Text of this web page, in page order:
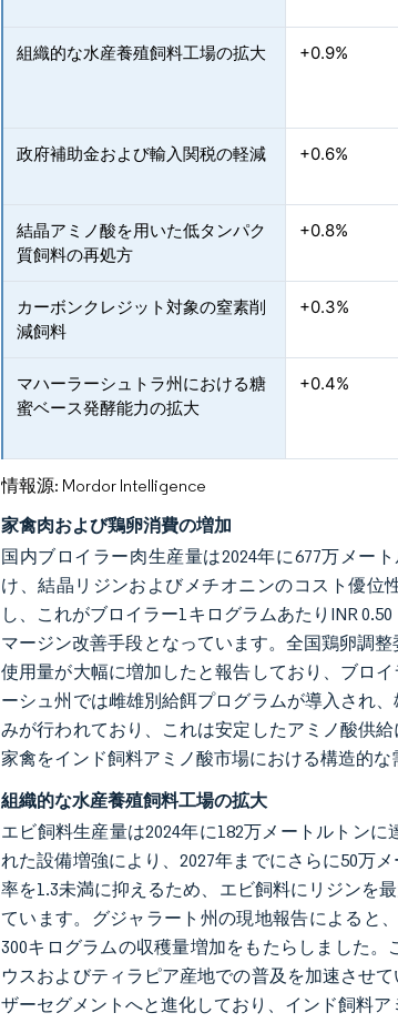
組織的な水産養殖飼料工場の拡大 +0.9%
政府補助金および輸入関税の軽減 +0.6%
結晶アミノ酸を用いた低タンパク
質飼料の再処方
+0.8%
カーボンクレジット対象の窒素削
減飼料
+0.3%
マハーラーシュトラ州における糖
蜜ベース発酵能力の拡大
+0.4%
情報源: Mordor Intelligence
家禽肉および鶏卵消費の増加
国内ブロイラー肉生産量は2024年に677万メー
け、結晶リジンおよびメチオニンのコスト優位
し、これがブロイラー1キログラムあたりINR
マージン改善手段となっています。全国鶏卵調
使用量が大幅に増加したと報告しており、ブロ
ーシュ州では雌雄別給餌プログラムが導入され
みが行われており、これは安定したアミノ酸供
家禽をインド飼料アミノ酸市場における構造的
組織的な水産養殖飼料工場の拡大
エビ飼料生産量は2024年に182万メートルトン
れた設備増強により、2027年までにさらに50万
率を1.3未満に抑えるため、エビ飼料にリジンを
ています。グジャラート州の現地報告によると
300キログラムの収穫量増加をもたらしました
ウスおよびティラピア産地での普及を加速させ
ザーセグメントへと進化しており、インド飼料